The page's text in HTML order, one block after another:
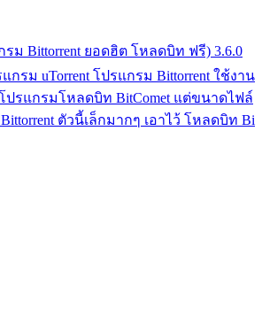
รม Bittorrent ยอดฮิต โหลดบิท ฟรี) 3.6.0
กรม uTorrent โปรแกรม Bittorrent ใช้งาน
ปรแกรมโหลดบิท BitComet แต่ขนาดไฟล์
ตัวนี้เล็กมากๆ เอาไว้ โหลดบิท Bi